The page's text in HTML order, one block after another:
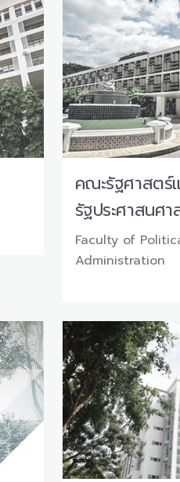
คณะรัฐศาสตร์
รัฐประศาสนศ
Faculty of
Administration